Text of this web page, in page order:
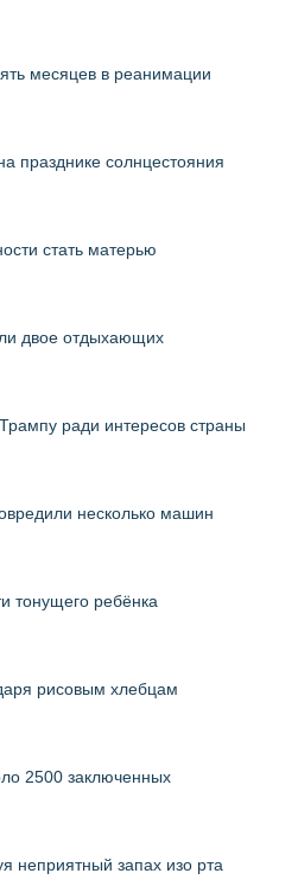
месяцев в реанимации
празднике солнцестояния
стать матерью
двое отдыхающих
ради интересов страны
несколько машин
тонущего ребёнка
рисовым хлебцам
2500 заключенных
неприятный запах изо рта